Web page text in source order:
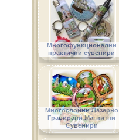
Многофункционални
практични сувенири
Многослойни Лазерно
Гравирани Магнитни
Сувенири